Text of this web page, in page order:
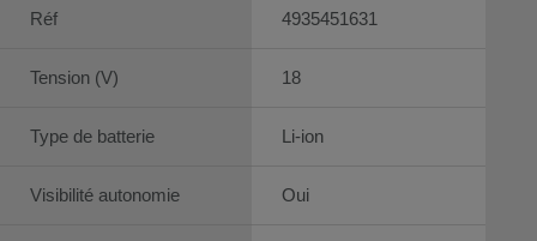
Réf
Tension (V)
Type de batterie
Visibilité autonomie
4935451631
18
Li-ion
Oui